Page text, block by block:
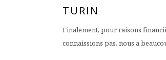
TURIN
Finalement, pour raisons
connaissions pas, nous a